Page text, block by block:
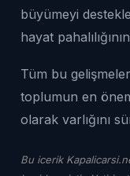
büyümeyi
hayat
Tüm bu gelişmeler
toplumun en
olarak varlığını
Bu icerik